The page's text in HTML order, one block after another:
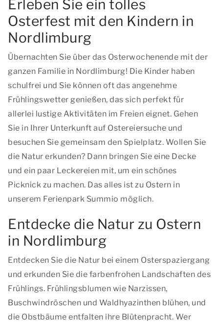
Erleben Sie ein tolles
Osterfest mit den Kindern in
Nordlimburg
Übernachten Sie über das Osterwochenende mit der
ganzen Familie in Nordlimburg! Die Kinder haben
schulfrei und Sie können oft das angenehme
Frühlingswetter genießen, das sich perfekt für
allerlei lustige Aktivitäten im Freien eignet. Gehen
Sie in Ihrer Unterkunft auf Ostereiersuche und
besuchen Sie gemeinsam den Spielplatz. Wollen Sie
die Natur erkunden? Dann bringen Sie eine Decke
und ein paar Leckereien mit, um ein schönes
Picknick zu machen. Das alles ist zu Ostern in
unserem Ferienpark Summio möglich.
Entdecke die Natur zu Ostern
in Nordlimburg
Entdecken Sie die Natur bei einem Osterspaziergang
und erkunden Sie die farbenfrohen Landschaften des
Frühlings. Frühlingsblumen wie Narzissen,
Buschwindröschen und Waldhyazinthen blühen, und
die Obstbäume entfalten ihre Blütenpracht. Wer